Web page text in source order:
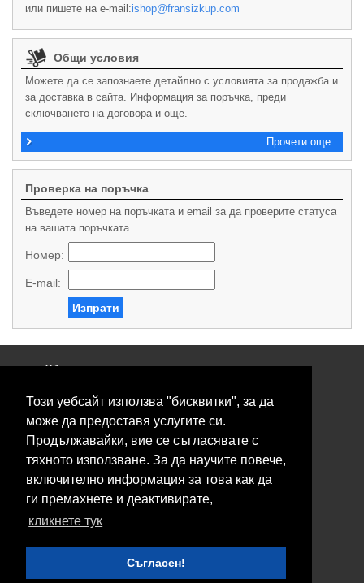
Този уебсайт използва "бисквитки", за да
може да предоставя услугите си.
Продължавайки, вие се съгласявате с
тяхното използване. За да научите повече,
включително информация за това как да
ги премахнете и деактивирате,
кликнете тук
Съгласен!
или пишете на e-mail:ishop@fransizkup.com
Общи условия
Можете да се запознаете детайлно с условията за продажба и
за доставка в сайта. Информация за поръчка, преди
сключването на договора и още.
Прочети още
Проверка на поръчка
Въведете номер на поръчката и email за да проверите статуса
на вашата поръчката.
Номер:
E-mail:
Изпрати
Общи условия
Свържете се с нас
Контакти
Нашите сервизи
Блог
© 2026 Fransizkup.bg всички права запазени
Изграждане и поддръжка от
Boby_fransizkup